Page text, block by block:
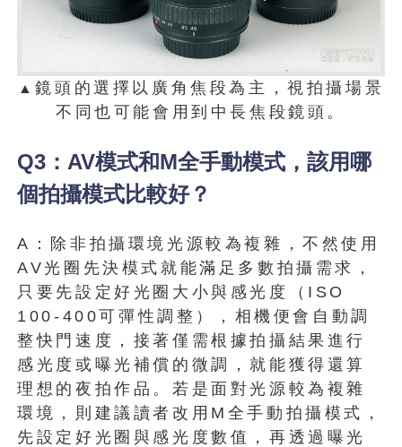
▲鏡頭的選擇以廣角焦段為主，視拍攝場景
不同也可能會用到中長焦段鏡頭。
Q3：AV模式和M全手動模式，該用哪
個拍攝模式比較好？
A：除非拍攝環境光源較為複雜，不然使用
AV光圈先決模式就能滿足多數拍攝需求，
只要先設定好光圈大小與感光度（ISO
100-400可彈性調整），相機便會自動調
整快門速度，接著僅需根據拍攝結果進行
感光度或曝光補償的微調，就能獲得還算
理想的夜拍作品。若是面對光源較為複雜
環境，則建議讀者改用M全手動拍攝模式，
先設定好光圈與感光度數值，再透過曝光